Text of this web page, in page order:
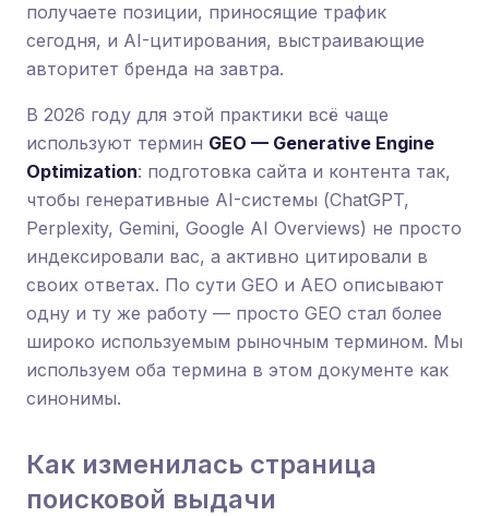
получаете позиции, приносящие трафик
сегодня, и AI-цитирования, выстраивающие
авторитет бренда на завтра.
В 2026 году для этой практики всё чаще
используют термин GEO — Generative Engine
Optimization: подготовка сайта и контента так,
чтобы генеративные AI-системы (ChatGPT,
Perplexity, Gemini, Google AI Overviews) не просто
индексировали вас, а активно цитировали в
своих ответах. По сути GEO и AEO описывают
одну и ту же работу — просто GEO стал более
широко используемым рыночным термином. Мы
используем оба термина в этом документе как
синонимы.
Как изменилась страница
поисковой выдачи